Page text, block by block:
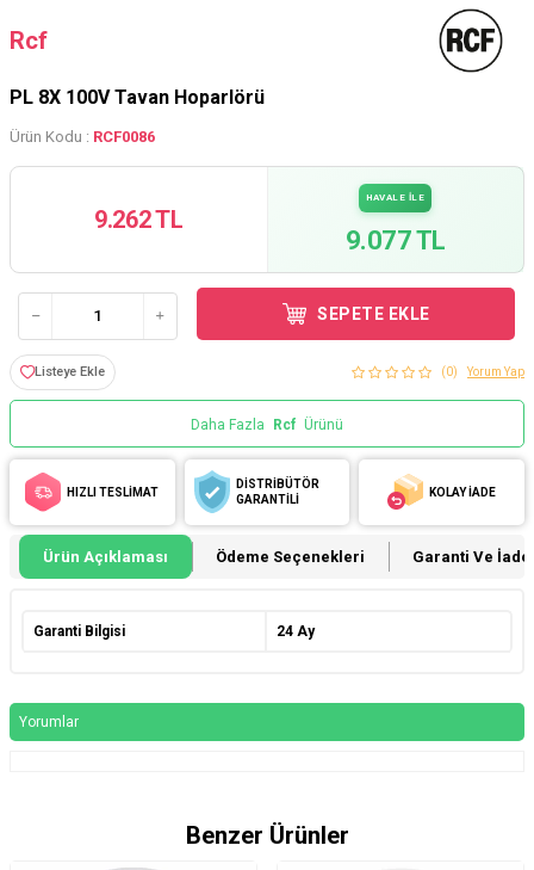
Rcf
PL 8X 100V Tavan Hoparlörü
Ürün Kodu : RCF0086
9.262 TL
HAVALE İLE
9.077 TL
SEPETE EKLE
Listeye Ekle (0) Yorum Yap
Daha Fazla Rcf Ürünü
HIZLI TESLİMAT
DİSTRİBÜTÖR
GARANTİLİ
KOLAY İADE
Ürün Açıklaması Ödeme Seçenekleri Garanti Ve İade
Garanti Bilgisi 24 Ay
Yorumlar
Benzer Ürünler